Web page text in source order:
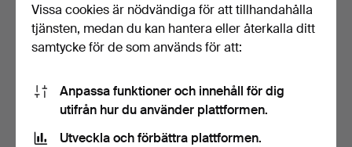
NAHKAMPFMESSER, för
Luftwaffes fältdivisio…
21 dagar
338 USD
STICKERT, Sverige, för
marinen, omkring 19…
21 dagar
527 USD
Vissa cookies är nödvändiga för att tillhandahålla
tjänsten, medan du kan hantera eller återkalla ditt
samtycke för de som används för att:
Anpassa funktioner och innehåll för dig
utifrån hur du använder plattformen.
Utveckla och förbättra plattformen.